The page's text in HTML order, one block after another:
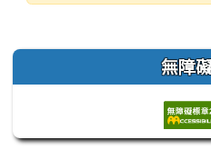
左邊區域內容 無障